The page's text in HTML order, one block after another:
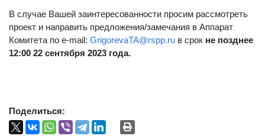
В случае Вашей заинтересованности просим рассмотреть
проект и направить предложения/замечания в Аппарат
Комитета по e-mail: GrigorevaTA@rspp.ru в срок не позднее
12:00 22 сентября 2023 года.
Поделиться: